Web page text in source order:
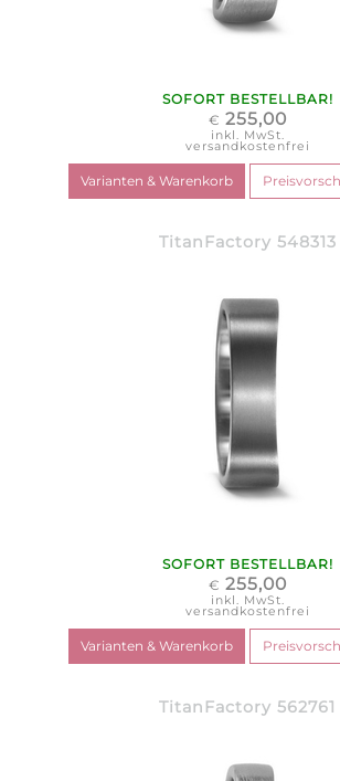
SOFORT BESTELLBAR!
€ 255,00
inkl. MwSt.
versandkostenfrei
TitanFactory 548313
SOFORT BESTELLBAR!
€ 255,00
inkl. MwSt.
versandkostenfrei
TitanFactory 562761